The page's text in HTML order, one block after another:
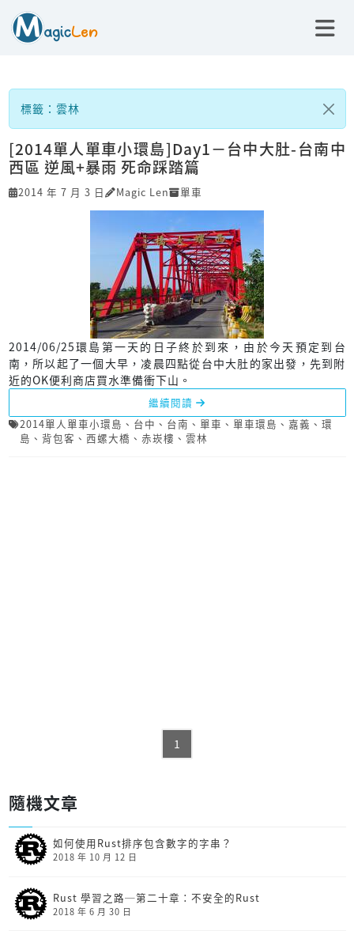
標籤：雲林
[2014單人單車小環島]Day1－台中大肚-台南中
西區 逆風+暴雨 死命踩踏篇
2014 年 7 月 3 日 Magic Len 單車
2014/06/25環島第一天的日子終於到來，由於今天預定到台
南，所以起了一個大早，凌晨四點從台中大肚的家出發，先到附
近的OK便利商店買水準備衝下山。
繼續閱讀
2014單人單車小環島 、 台中 、 台南 、 單車 、 單車環島 、 嘉義 、 環
島 、 背包客 、 西螺大橋 、 赤崁樓 、 雲林
1
隨機文章
如何使用Rust排序包含數字的字串？
2018 年 10 月 12 日
Rust 學習之路─第二十章：不安全的Rust
2018 年 6 月 30 日